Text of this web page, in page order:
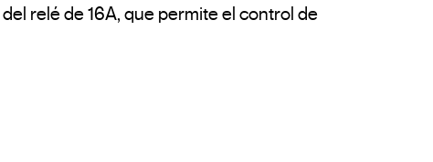
relé de 16A, que permite el control de